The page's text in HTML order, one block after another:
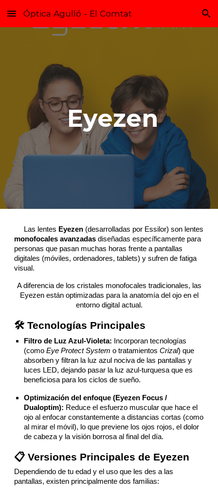
Skip to main content Skip to navigation
Óptica Agulló - El Comtat
Eyezen
Las lentes Eyezen (desarrolladas por Essilor) son lentes
monofocales avanzadas diseñadas específicamente para
personas que pasan muchas horas frente a pantallas
digitales (móviles, ordenadores, tablets) y sufren de fatiga
visual.
A diferencia de los cristales monofocales tradicionales, las
Eyezen están optimizadas para la anatomía del ojo en el
entorno digital actual.
🛠️ Tecnologías Principales
Filtro de Luz Azul-Violeta: Incorporan tecnologías
(comoEye Protect System o tratamientosCrizal) que
absorben y filtran la luz azul nociva de las pantallas y
luces LED, dejando pasar la luz azul-turquesa que es
beneficiosa para los ciclos de sueño.
Optimización del enfoque (Eyezen Focus /
Dualoptim): Reduce el esfuerzo muscular que hace el
ojo al enfocar constantemente a distancias cortas (como
al mirar el móvil), lo que previene los ojos rojos, el dolor
de cabeza y la visión borrosa al final del día.
📋 Versiones Principales de Eyezen
Dependiendo de tu edad y el uso que les des a las
pantallas, existen principalmente dos familias: